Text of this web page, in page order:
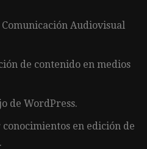
Audiovisual
de contenido en medios
de WordPress.
en edición de